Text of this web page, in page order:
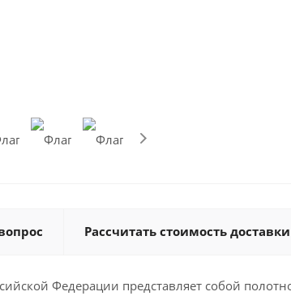
Рассчитать стоимость доставки
Федерации представляет собой